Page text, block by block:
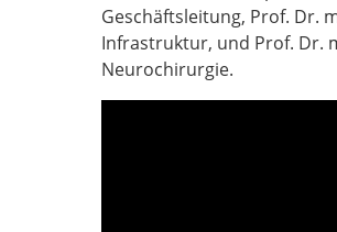
Geschäftsleitung, Prof. Dr.
Infrastruktur, und Prof. Dr.
Neurochirurgie.